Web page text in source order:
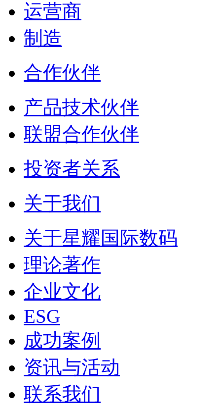
运营商
制造
合作伙伴
产品技术伙伴
联盟合作伙伴
投资者关系
关于我们
关于星耀国际数码
理论著作
企业文化
ESG
成功案例
资讯与活动
联系我们